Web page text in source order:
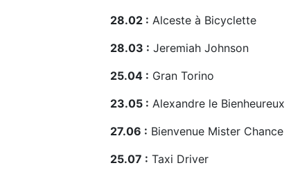
28.02 : Alceste à Bicyclette
28.03 : Jeremiah Johnson
25.04 : Gran Torino
23.05 : Alexandre le Bienheureux
27.06 : Bienvenue Mister Chance
25.07 : Taxi Driver